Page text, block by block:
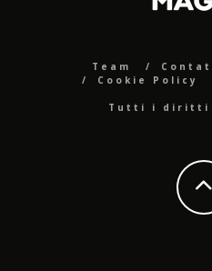
Team
Cookie Policy
Tutti i diritti